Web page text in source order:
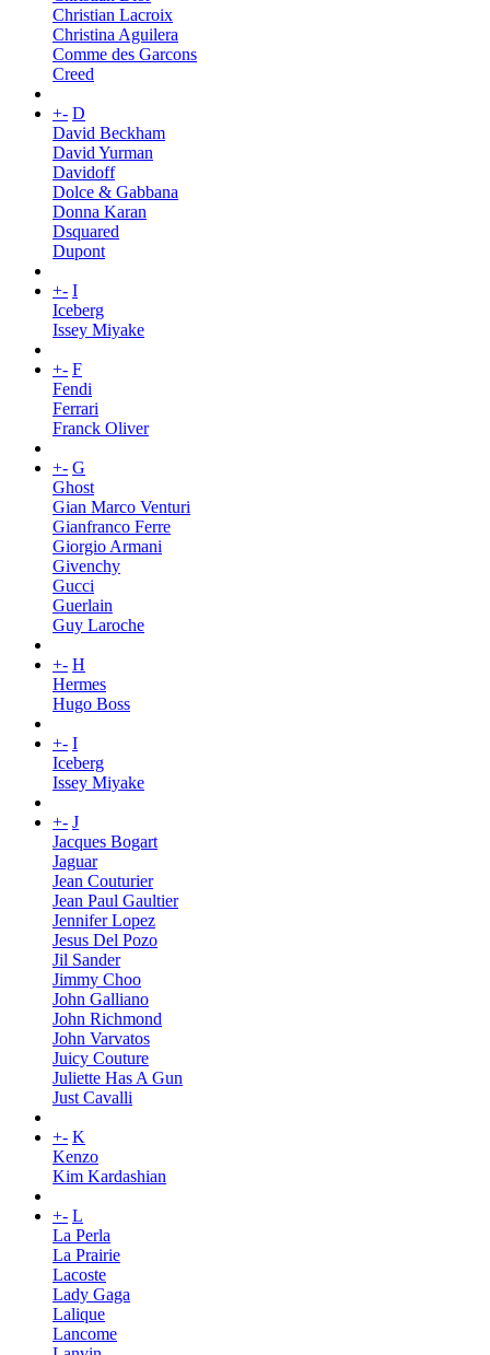
Christian Lacroix
Christina Aguilera
Comme des Garcons
Creed
+- D
David Beckham
David Yurman
Davidoff
Dolce & Gabbana
Donna Karan
Dsquared
Dupont
+- I
Iceberg
Issey Miyake
+- F
Fendi
Ferrari
Franck Oliver
+- G
Ghost
Gian Marco Venturi
Gianfranco Ferre
Giorgio Armani
Givenchy
Gucci
Guerlain
Guy Laroche
+- H
Hermes
Hugo Boss
+- I
Iceberg
Issey Miyake
+- J
Jacques Bogart
Jaguar
Jean Couturier
Jean Paul Gaultier
Jennifer Lopez
Jesus Del Pozo
Jil Sander
Jimmy Choo
John Galliano
John Richmond
John Varvatos
Juicy Couture
Juliette Has A Gun
Just Cavalli
+- K
Kenzo
Kim Kardashian
+- L
La Perla
La Prairie
Lacoste
Lady Gaga
Lalique
Lancome